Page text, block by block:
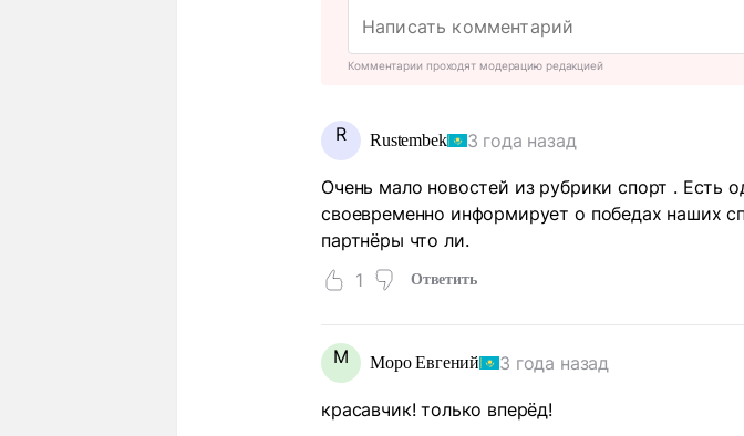
Комментарии проходят модерацию редакцией
R Rustembek 3 года назад
Очень мало новостей из рубрики спорт . Есть
своевременно информирует о победах наших
партнёры что ли.
1
Ответить
М Моро Евгений 3 года назад
красавчик! только вперёд!